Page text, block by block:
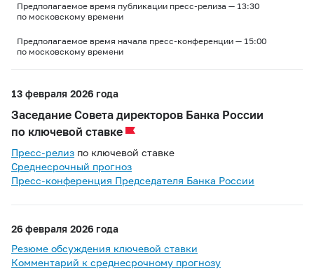
Предполагаемое время публикации пресс-релиза — 13:30
по московскому времени
Предполагаемое время начала пресс-конференции — 15:00
по московскому времени
13 февраля 2026 года
Заседание Совета директоров Банка России
по ключевой ставке
Пресс-релиз по ключевой ставке
Среднесрочный прогноз
Пресс-конференция Председателя Банка России
26 февраля 2026 года
Резюме обсуждения ключевой ставки
Комментарий к среднесрочному прогнозу